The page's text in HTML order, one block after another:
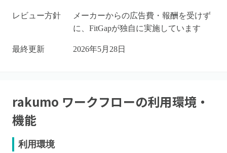
レビュー方針
メーカーからの広告費・報酬を受けず
に、FitGapが独自に実施しています
最終更新 2026年5月28日
rakumo ワークフローの利用環境・
機能
利用環境